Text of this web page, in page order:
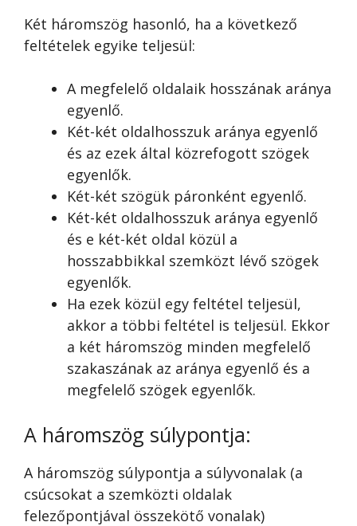
Két háromszög hasonló, ha a következő
feltételek egyike teljesül:
A megfelelő oldalaik hosszának aránya
egyenlő.
Két-két oldalhosszuk aránya egyenlő
és az ezek által közrefogott szögek
egyenlők.
Két-két szögük páronként egyenlő.
Két-két oldalhosszuk aránya egyenlő
és e két-két oldal közül a
hosszabbikkal szemközt lévő szögek
egyenlők.
Ha ezek közül egy feltétel teljesül,
akkor a többi feltétel is teljesül. Ekkor
a két háromszög minden megfelelő
szakaszának az aránya egyenlő és a
megfelelő szögek egyenlők.
A háromszög súlypontja:
A háromszög súlypontja a súlyvonalak (a
csúcsokat a szemközti oldalak
felezőpontjával összekötő vonalak)